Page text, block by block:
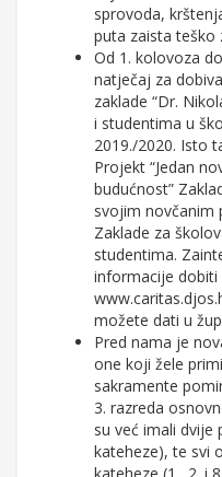
sprovoda,
puta zaista teško
Od 1. kolovoza
natječaj za
zaklade “Dr.
i studentima u
2019./2020. Isto
Projekt “Jedan
budućnost”
svojim novčanim
Zaklade za
studentima.
informacije dobiti
možete dati u
Pred nama je
one koji žele
sakramente
3. razreda
su već imali dvije
kateheze), te svi